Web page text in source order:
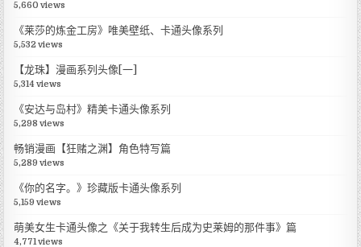
5,660 views
《莱莎的炼金工房》唯美壁纸、卡通头像系列
5,532 views
【龙珠】漫画系列头像[一]
5,314 views
《安达与岛村》精美卡通头像系列
5,298 views
畅销漫画【狂赌之渊】角色特写篇
5,289 views
《你的名字。》珍藏版卡通头像系列
5,159 views
萌美女生卡通头像之《关于我转生后成为史莱姆的那件事》篇
4,771 views